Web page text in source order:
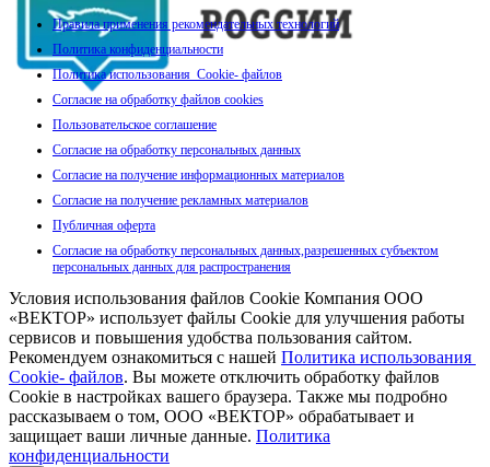
Правила применения рекомендательных технологий
Политика конфиденциальности
Политика использования Cookie- файлов
Согласие на обработку файлов cookies
Пользовательское соглашение
Согласие на обработку персональных данных
Согласие на получение информационных материалов
Согласие на получение рекламных материалов
Публичная оферта
Согласие на обработку персональных данных,разрешенных субъектом
персональных данных для распространения
Условия использования файлов Cookie Компания ООО
«ВЕКТОР» использует файлы Cookie для улучшения работы
сервисов и повышения удобства пользования сайтом.
Рекомендуем ознакомиться с нашей Политика использования
Cookie- файлов. Вы можете отключить обработку файлов
Cookie в настройках вашего браузера. Также мы подробно
рассказываем о том, ООО «ВЕКТОР» обрабатывает и
защищает ваши личные данные. Политика
конфиденциальности